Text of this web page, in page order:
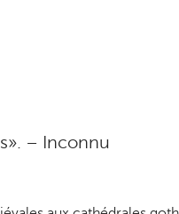
– Inconnu